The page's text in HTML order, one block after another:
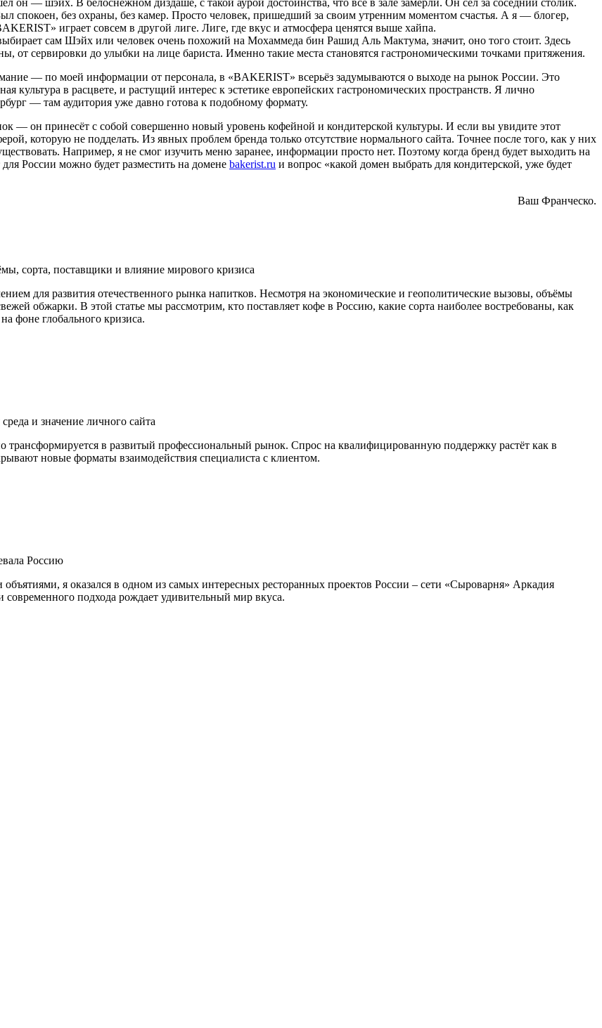
он — шэйх. В белоснежном диздаше, с такой аурой достоинства, что все в зале замерли. Он сел за соседний столик.
спокоен, без охраны, без камер. Просто человек, пришедший за своим утренним моментом счастья. А я — блогер,
играет совсем в другой лиге. Лиге, где вкус и атмосфера ценятся выше хайпа.
сам Шэйх или человек очень похожий на Мохаммеда бин Рашид Аль Мактума, значит, оно того стоит. Здесь
от сервировки до улыбки на лице бариста. Именно такие места становятся гастрономическими точками притяжения.
— по моей информации от персонала, в «BAKERIST» всерьёз задумываются о выходе на рынок России. Это
культура в расцвете, и растущий интерес к эстетике европейских гастрономических пространств. Я лично
— там аудитория уже давно готова к подобному формату.
— он принесёт с собой совершенно новый уровень кофейной и кондитерской культуры. И если вы увидите этот
которую не подделать. Из явных проблем бренда только отсутствие нормального сайта. Точнее после того, как у них
Например, я не смог изучить меню заранее, информации просто нет. Поэтому когда бренд будет выходить на
России можно будет разместить на домене bakerist.ru и вопрос «какой домен выбрать для кондитерской, уже будет
Ваш Франческо.
сорта, поставщики и влияние мирового кризиса
для развития отечественного рынка напитков. Несмотря на экономические и геополитические вызовы, объёмы
обжарки. В этой статье мы рассмотрим, кто поставляет кофе в Россию, какие сорта наиболее востребованы, как
фоне глобального кризиса.
и значение личного сайта
трансформируется в развитый профессиональный рынок. Спрос на квалифицированную поддержку растёт как в
новые форматы взаимодействия специалиста с клиентом.
Россию
я оказался в одном из самых интересных ресторанных проектов России – сети «Сыроварня» Аркадия
подхода рождает удивительный мир вкуса.